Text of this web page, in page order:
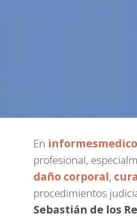
En
profesional,
daño corporal,
procedimientos
Sebastián de los